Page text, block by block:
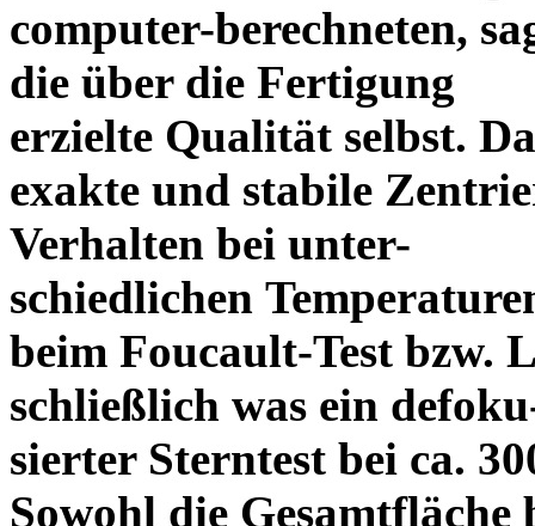
computer-berechneten,
die über die Fertigung
erzielte Qualität selbst.
exakte und stabile
Verhalten bei unter-
schiedlichen
beim Foucault-Test bzw.
schließlich was ein
sierter Sterntest bei ca.
Sowohl die